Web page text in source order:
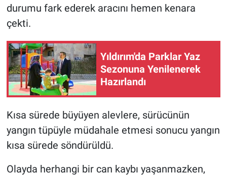
durumu fark ederek aracını hemen kenara
çekti.
Yıldırım'da Parklar Yaz
Sezonuna Yenilenerek
Hazırlandı
Kısa sürede büyüyen alevlere, sürücünün
yangın tüpüyle müdahale etmesi sonucu yangın
kısa sürede söndürüldü.
Olayda herhangi bir can kaybı yaşanmazken,
Nöbetçi Eczaneler